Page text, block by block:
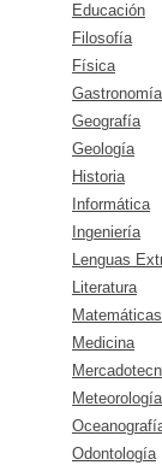
Educación
Filosofía
Física
Gastronomía
Geografía
Geología
Historia
Informática
Ingeniería
Lenguas
Literatura
Matemáticas
Medicina
Meteorología
Odontología